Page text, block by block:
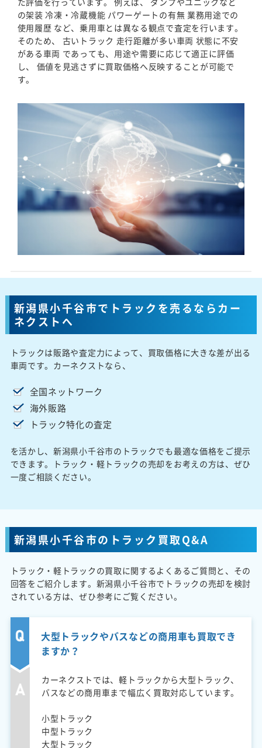
の架装 冷凍・冷蔵機能 パワーゲートの有無 業務用途での
使用履歴 など、乗用車とは異なる観点で査定を行います。
そのため、 古いトラック 走行距離が多い車両 状態に不安
がある車両 であっても、用途や需要に応じて適正に評価
し、 価値を見逃さずに買取価格へ反映することが可能で
す。
新潟県小千谷市でトラックを売るならカー
ネクストへ
トラックは販路や査定力によって、買取価格に大きな差が出る
車両です。カーネクストなら、
全国ネットワーク
海外販路
トラック特化の査定
を活かし、新潟県小千谷市のトラックでも最適な価格をご提示
できます。トラック・軽トラックの売却をお考えの方は、ぜひ
一度ご相談ください。
新潟県小千谷市のトラック買取Q&A
トラック・軽トラックの買取に関するよくあるご質問と、その
回答をご紹介します。新潟県小千谷市でトラックの売却を検討
されている方は、ぜひ参考にご覧ください。
大型トラックやバスなどの商用車も買取でき
ますか？
カーネクストでは、軽トラックから大型トラック、
バスなどの商用車まで幅広く買取対応しています。
小型トラック
中型トラック
大型トラック